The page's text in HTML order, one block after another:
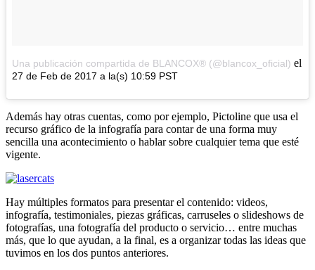
Una publicación compartida de BLANCOX® (@blancox_oficial) el
27 de Feb de 2017 a la(s) 10:59 PST
Además hay otras cuentas, como por ejemplo, Pictoline que usa el
recurso gráfico de la infografía para contar de una forma muy
sencilla una acontecimiento o hablar sobre cualquier tema que esté
vigente.
Hay múltiples formatos para presentar el contenido: videos,
infografía, testimoniales, piezas gráficas, carruseles o slideshows de
fotografías, una fotografía del producto o servicio… entre muchas
más, que lo que ayudan, a la final, es a organizar todas las ideas que
tuvimos en los dos puntos anteriores.